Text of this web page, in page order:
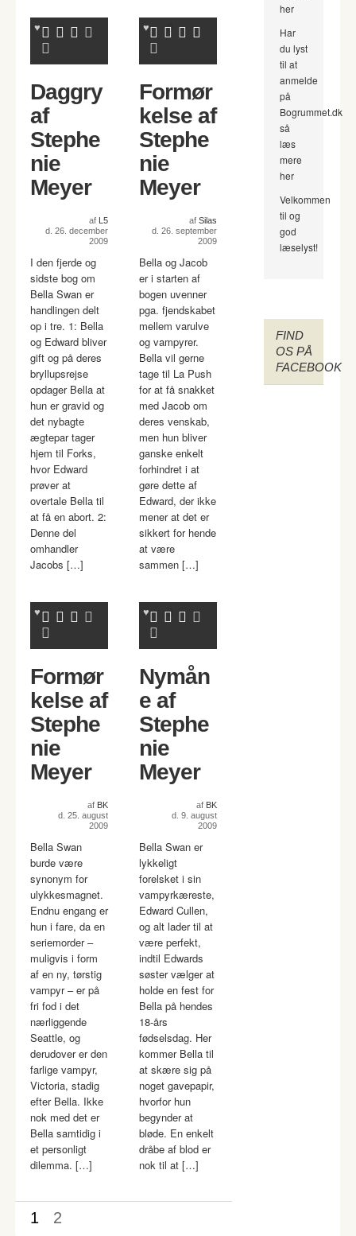
Daggry
af
Stephe
nie
Meyer
af L5
d. 26. december
2009
I den fjerde og
sidste bog om
Bella Swan er
handlingen delt
op i tre. 1: Bella
og Edward bliver
gift og på deres
bryllupsrejse
opdager Bella at
hun er gravid og
det nybagte
ægtepar tager
hjem til Forks,
hvor Edward
prøver at
overtale Bella til
at få en abort. 2:
Denne del
omhandler
Jacobs […]
Formør
kelse af
Stephe
nie
Meyer
af Silas
d. 26. september
2009
Bella og Jacob
er i starten af
bogen uvenner
pga. fjendskabet
mellem varulve
og vampyrer.
Bella vil gerne
tage til La Push
for at få snakket
med Jacob om
deres venskab,
men hun bliver
ganske enkelt
forhindret i at
gøre dette af
Edward, der ikke
mener at det er
sikkert for hende
at være
sammen […]
Formør
kelse af
Stephe
nie
Meyer
af BK
d. 25. august
2009
Bella Swan
burde være
synonym for
ulykkesmagnet.
Endnu engang er
hun i fare, da en
seriemorder –
muligvis i form
af en ny, tørstig
vampyr – er på
fri fod i det
nærliggende
Seattle, og
derudover er den
farlige vampyr,
Victoria, stadig
efter Bella. Ikke
nok med det er
Bella samtidig i
et personligt
dilemma. […]
Nymån
e af
Stephe
nie
Meyer
af BK
d. 9. august
2009
Bella Swan er
lykkeligt
forelsket i sin
vampyrkæreste,
Edward Cullen,
og alt lader til at
være perfekt,
indtil Edwards
søster vælger at
holde en fest for
Bella på hendes
18-års
fødselsdag. Her
kommer Bella til
at skære sig på
noget gavepapir,
hvorfor hun
begynder at
bløde. En enkelt
dråbe af blod er
nok til at […]
1 2
her
Har
du lyst
til at
anmelde
på
Bogrummet.dk
så
læs
mere
her
Velkommen
til og
god
læselyst!
FIND
OS PÅ
FACEBOOK